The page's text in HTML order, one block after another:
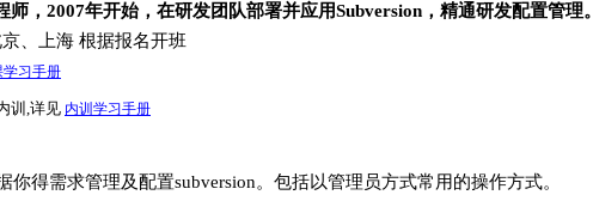
，2007年开始，在研发团队部署并应用Subversion，精通研发配置管理。
、上海 根据报名开班
学习手册
训,详见 内训学习手册
得需求管理及配置subversion。包括以管理员方式常用的操作方式。